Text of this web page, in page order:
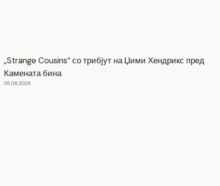
„Strange Cousins“ со трибјут на Џими Хендрикс пред
Камената бина
05.08.2026